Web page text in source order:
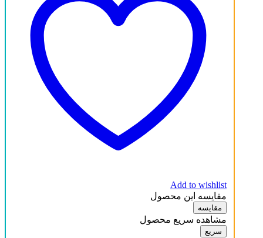
Add to wishlist
مقایسه این محصول
مقایسه
مشاهده سریع محصول
سریع